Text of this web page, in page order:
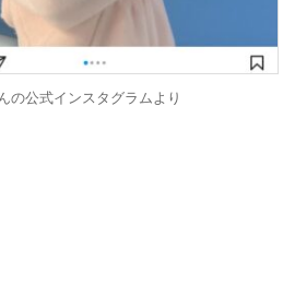
の公式インスタグラムより